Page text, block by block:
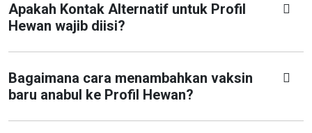
Apakah Kontak Alternatif untuk Profil
Hewan wajib diisi?
Bagaimana cara menambahkan vaksin
baru anabul ke Profil Hewan?